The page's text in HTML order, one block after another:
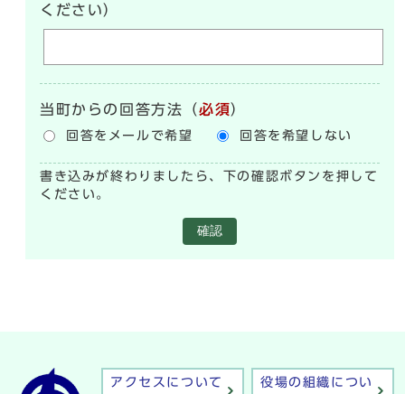
ください）
当町からの回答方法 （必須）
回答をメールで希望 回答を希望しない
書き込みが終わりましたら、下の確認ボタンを押して
ください。
確認
アクセスについて
役場の組織につい